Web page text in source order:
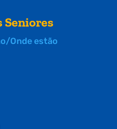
Seniores
Onde estão